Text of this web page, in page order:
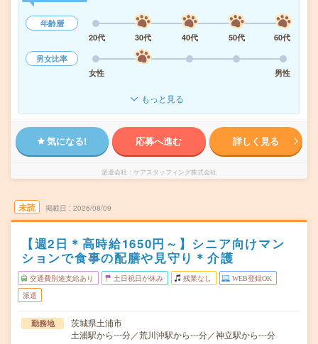
年齢層
20代
30代 40代 50代
60代
男女比率
女性
男性
もっと見る
気になる! 応募へ進む 詳しく見る
派遣会社 ケアスタッフィング株式会社
未読 掲載日 2026/08/09
【週2日＊高時給1650円～】シニア向けマン
ションで食事の配膳や見守り＊介護
交通費別途支給あり 土日祝日が休み 残業なし WEB登録OK
派遣
勤務地
茨城県土浦市
土浦駅から---分／荒川沖駅から---分／神立駅から---分